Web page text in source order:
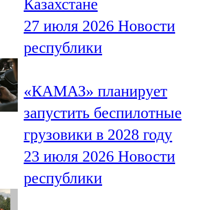
Казахстане
27 июля 2026 Новости
республики
«КАМАЗ» планирует
запустить беспилотные
грузовики в 2028 году
23 июля 2026 Новости
республики